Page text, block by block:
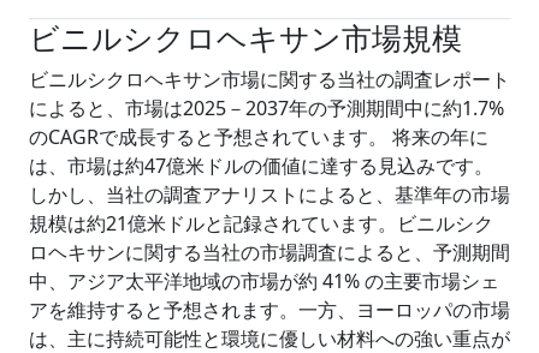
ビニルシクロヘキサン市場規模
ビニルシクロヘキサン市場に関する当社の調査レポート
によると、市場は2025－2037年の予測期間中に約1.7%
のCAGRで成長すると予想されています。 将来の年に
は、市場は約47億米ドルの価値に達する見込みです。
しかし、当社の調査アナリストによると、基準年の市場
規模は約21億米ドルと記録されています。ビニルシク
ロヘキサンに関する当社の市場調査によると、予測期間
中、アジア太平洋地域の市場が約 41% の主要市場シェ
アを維持すると予想されます。一方、ヨーロッパの市場
は、主に持続可能性と環境に優しい材料への強い重点が